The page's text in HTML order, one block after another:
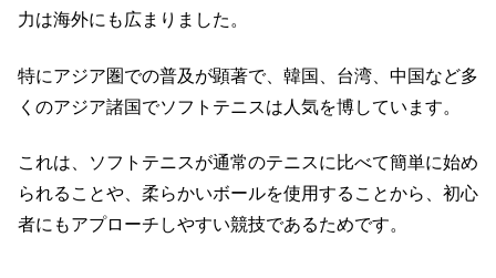
力は海外にも広まりました。
特にアジア圏での普及が顕著で、韓国、台湾、中国など多
くのアジア諸国でソフトテニスは人気を博しています。
これは、ソフトテニスが通常のテニスに比べて簡単に始め
られることや、柔らかいボールを使用することから、初心
者にもアプローチしやすい競技であるためです。